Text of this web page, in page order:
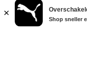
© PUMA EUROPE